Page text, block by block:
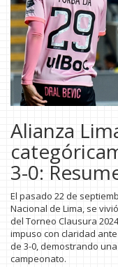
Alianza
3-0:
El pasado 22 de
Nacional de Lima, se
del Torneo Clausura
impuso con claridad
de 3-0, demostrando
campeonato.